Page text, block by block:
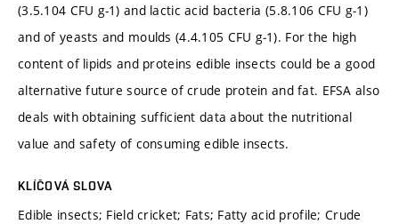
(3.5.104 CFU g-1) and lactic acid bacteria (5.8.106 CFU g‑1)
and of yeasts and moulds (4.4.105 CFU g‑1). For the high
content of lipids and proteins edible insects could be a good
alternative future source of crude protein and fat. EFSA also
deals with obtaining sufficient data about the nutritional
value and safety of consuming edible insects.
KLÍČOVÁ SLOVA
Edible insects; Field cricket; Fats; Fatty acid profile; Crude